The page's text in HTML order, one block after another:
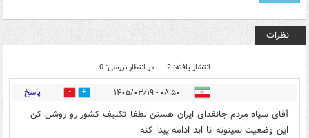
نظرات
انتشار یافته: 2 در انتظار بررسی: 0
۰۸:۵۰ - ۱۴۰۵/۰۳/۱۹ 0 پاسخ
آقای سپاه مردم جانفدای ایران هستن لطفا تکلیف کشور رو روشن کن
این وضعیت نمیتونه تا ابد ادامه پیدا کنه